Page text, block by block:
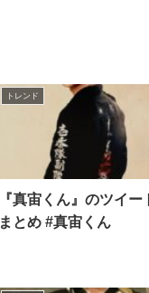
トレンド
『真宙くん』のツイー
まとめ #真宙くん